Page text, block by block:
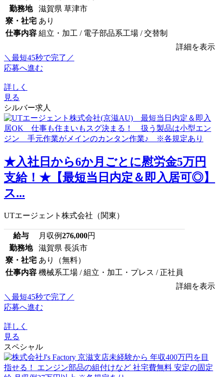
勤務地
滋賀県 草津市
寮・社宅 あり
仕事内容 組立・加工 / 電子部品系工場 / 交替制
詳細を表示
＼最短45秒で完了／
応募へ進む
詳しく
見る
シルバー求人
★入社日から6か月ごとに慰労金5万円
支給！★【最短当日内定＆即入居可◎】
ス...
UTエージェント株式会社（関東）
給与 月収例276,000円
勤務地
滋賀県 長浜市
寮・社宅 あり（無料）
仕事内容 機械系工場 / 組立・加工・プレス / 正社員
詳細を表示
＼最短45秒で完了／
応募へ進む
詳しく
見る
スペシャル